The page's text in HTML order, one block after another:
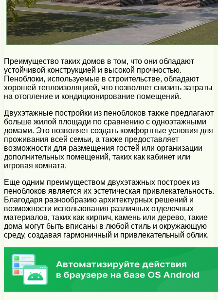
Преимущество таких домов в том, что они обладают
устойчивой конструкцией и высокой прочностью.
Пеноблоки, используемые в строительстве, обладают
хорошей теплоизоляцией, что позволяет снизить затраты
на отопление и кондиционирование помещений.
Двухэтажные постройки из пеноблоков также предлагают
больше жилой площади по сравнению с одноэтажными
домами. Это позволяет создать комфортные условия для
проживания всей семьи, а также предоставляет
возможности для размещения гостей или организации
дополнительных помещений, таких как кабинет или
игровая комната.
Еще одним преимуществом двухэтажных построек из
пеноблоков является их эстетическая привлекательность.
Благодаря разнообразию архитектурных решений и
возможности использования различных отделочных
материалов, таких как кирпич, камень или дерево, такие
дома могут быть вписаны в любой стиль и окружающую
среду, создавая гармоничный и привлекательный облик.